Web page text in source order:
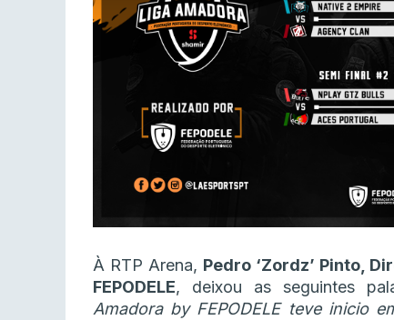
À RTP Arena, Pedro ‘Zordz’ Pinto,
FEPODELE, deixou as seguintes
Amadora by FEPODELE teve inicio